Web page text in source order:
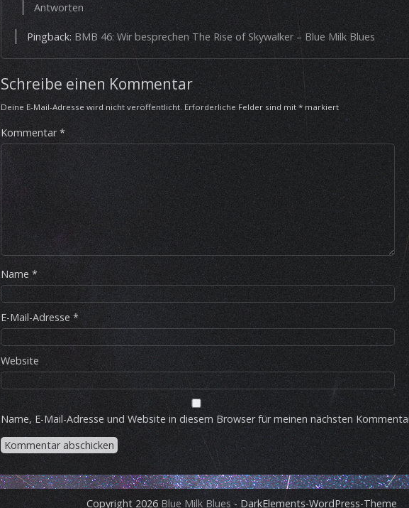
Antworten
Pingback:BMB 46: Wir besprechen The Rise of Skywalker – Blue Milk Blues
Schreibe einen Kommentar
Deine E-Mail-Adresse wird nicht veröffentlicht. Erforderliche Felder sind mit * markiert
Kommentar*
Name *
E-Mail-Adresse *
Website
Name, E-Mail-Adresse und Website in diesem Browser für meinen nächsten
Copyright 2026Blue Milk Blues - DarkElements-WordPress-Theme